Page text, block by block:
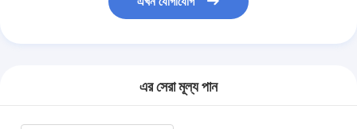
এর সেরা মূল্য পান